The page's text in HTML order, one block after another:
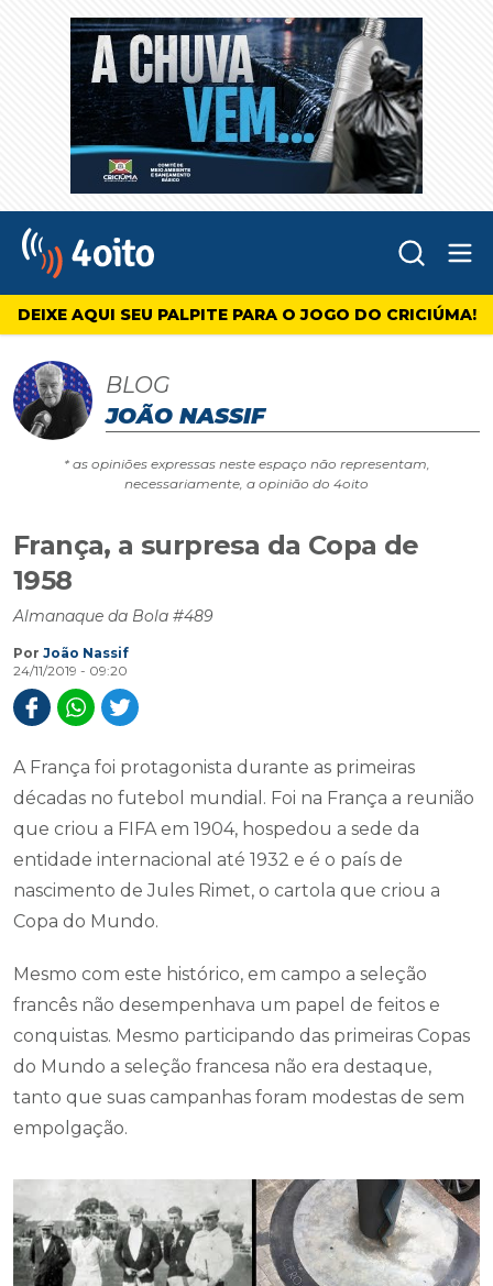
4oito
DEIXE AQUI SEU PALPITE PARA O JOGO DO CRICIÚMA!
BLOG
JOÃO NASSIF
* as opiniões expressas neste espaço não representam,
necessariamente, a opinião do 4oito
França, a surpresa da Copa de
1958
Almanaque da Bola #489
Por João Nassif
24/11/2019 - 09:20
A França foi protagonista durante as primeiras
décadas no futebol mundial. Foi na França a reunião
que criou a FIFA em 1904, hospedou a sede da
entidade internacional até 1932 e é o país de
nascimento de Jules Rimet, o cartola que criou a
Copa do Mundo.
Mesmo com este histórico, em campo a seleção
francês não desempenhava um papel de feitos e
conquistas. Mesmo participando das primeiras Copas
do Mundo a seleção francesa não era destaque,
tanto que suas campanhas foram modestas de sem
empolgação.